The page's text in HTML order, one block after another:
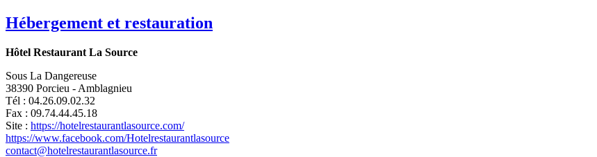
Hébergement et restauration
Hôtel Restaurant La Source
Sous La Dangereuse
38390 Porcieu - Amblagnieu
Tél : 04.26.09.02.32
Fax : 09.74.44.45.18
Site : https://hotelrestaurantlasource.com/
https://www.facebook.com/Hotelrestaurantlasource
contact@hotelrestaurantlasource.fr